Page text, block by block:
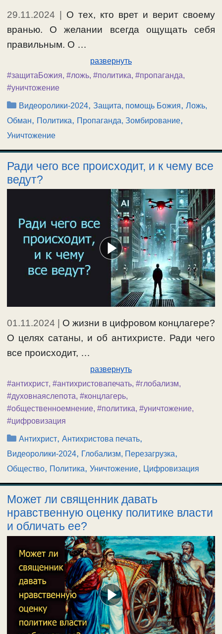
29.11.2024 | О тех, кто врет и верит своему
вранью. О желании всегда ощущать себя
правильным. О …
развернуть
#защитаБожия, #ложь, #политика, #пропаганда,
#уничтожение
Рубрики
Видеоролики-2024,Защита, помощь Божия,Ложь,
Обман, Политика, Пропаганда, Зомбирование,
Уничтожение
Ради чего все происходит, и к чему все
ведут?
01.11.2024
О жизни в цифровом концлагере?
О целях сатаны, и об антихристе. Ради чего
все происходит, …
развернуть
#антихрист, #антихристовапечать, #глобализм,
#духовнаяслепота, #концлагерь,
#общественноемнение, #политика, #уничтожение,
#цифровизация
Рубрики
Антихрист,Антихристова печать,
Видеоролики-2024, Глобализм, Перезагрузка,
Общество, Политика, Уничтожение, Цифровизация
Может ли священник давать
нравственную оценку политике власти
и обличать ее?